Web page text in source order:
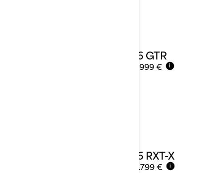
2026 GTR
18.999 € i
2026 RXT-X
28.799 € i